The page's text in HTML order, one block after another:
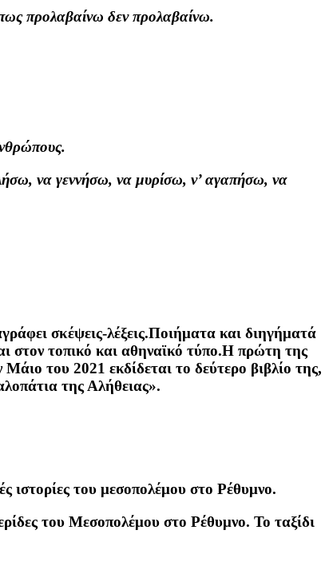
προλαβαίνω δεν προλαβαίνω.
να γεννήσω, να μυρίσω, ν’ αγαπήσω, να
σκέψεις-λέξεις.Ποιήματα και διηγήματά
στον τοπικό και αθηναϊκό τύπο.Η πρώτη της
του 2021 εκδίδεται το δεύτερο βιβλίο της,
της Αλήθειας».
ιστορίες του μεσοπολέμου στο Ρέθυμνο.
του Μεσοπολέμου στο Ρέθυμνο. Το ταξίδι